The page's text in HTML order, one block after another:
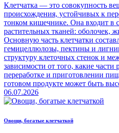
Клетчатка — это совокупность
происхождения, устойчивых к
тонком кишечнике. Она входит в
растительных тканей: оболочек,
Основную часть клетчатки
гемицеллюлозы, пектины и
структуру клеточных стенок и
зависимости от того, какие части
переработке и приготовлении
готовом продукте может быть
06.07.2026
Овощи, богатые клетчаткой